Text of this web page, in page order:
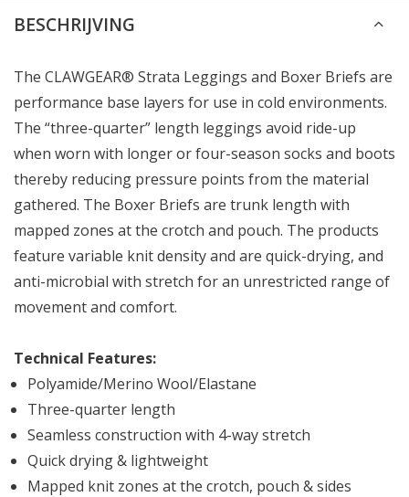
BESCHRIJVING
The CLAWGEAR® Strata Leggings and Boxer Briefs are
performance base layers for use in cold environments.
The “three-quarter” length leggings avoid ride-up
when worn with longer or four-season socks and boots
thereby reducing pressure points from the material
gathered. The Boxer Briefs are trunk length with
mapped zones at the crotch and pouch. The products
feature variable knit density and are quick-drying, and
anti-microbial with stretch for an unrestricted range of
movement and comfort.
Technical Features:
Polyamide/Merino Wool/Elastane
Three-quarter length
Seamless construction with 4-way stretch
Quick drying & lightweight
Mapped knit zones at the crotch, pouch & sides